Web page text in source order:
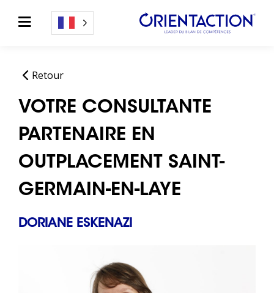
Retour
VOTRE CONSULTANTE
PARTENAIRE EN
OUTPLACEMENT SAINT-
GERMAIN-EN-LAYE
DORIANE ESKENAZI